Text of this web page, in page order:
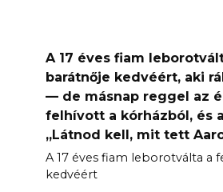
A 17 éves fiam
barátnője kedvéért, aki
— de másnap reggel az
felhívott a kórházból, és
„Látnod kell, mit tett
A 17 éves fiam leborotválta a
kedvéért